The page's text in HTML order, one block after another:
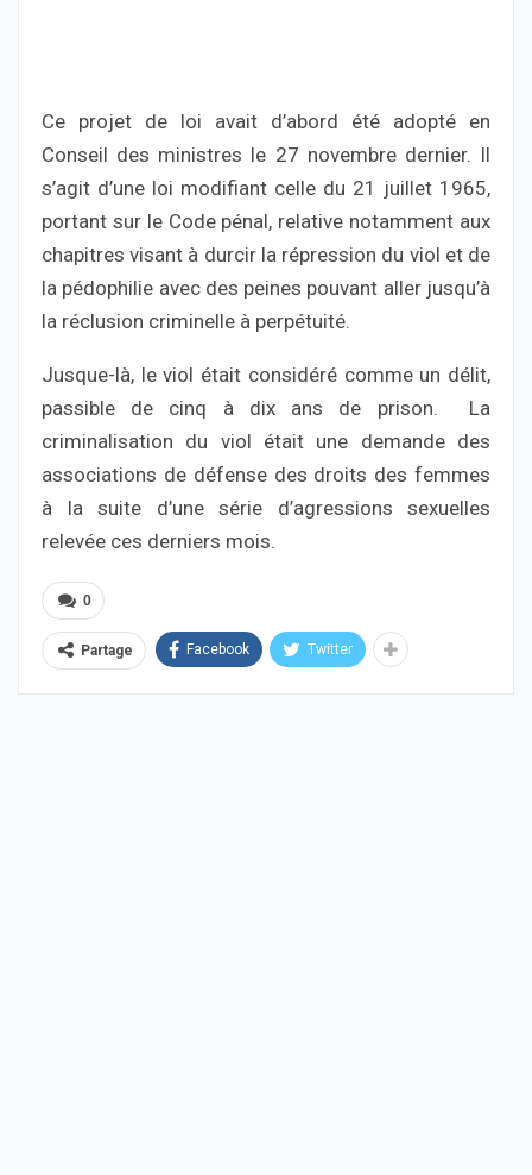
Ce projet de loi avait d’abord été adopté en
Conseil des ministres le 27 novembre dernier. Il
s’agit d’une loi modifiant celle du 21 juillet 1965,
portant sur le Code pénal, relative notamment aux
chapitres visant à durcir la répression du viol et de
la pédophilie avec des peines pouvant aller jusqu’à
la réclusion criminelle à perpétuité.
Jusque-là, le viol était considéré comme un délit,
passible de cinq à dix ans de prison. La
criminalisation du viol était une demande des
associations de défense des droits des femmes
à la suite d’une série d’agressions sexuelles
relevée ces derniers mois.
0
Partage Facebook Twitter